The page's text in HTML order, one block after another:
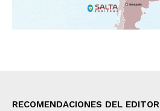
RECOMENDACIONES DEL EDITOR